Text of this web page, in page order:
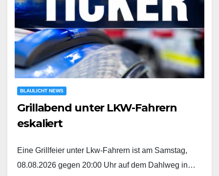
BLAULICHT NEWS
Grillabend unter LKW-Fahrern
eskaliert
Eine Grillfeier unter Lkw-Fahrern ist am Samstag,
08.08.2026 gegen 20:00 Uhr auf dem Dahlweg in…